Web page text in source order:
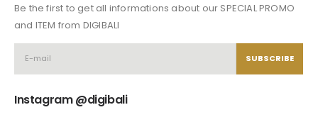
Be the first to get all informations about our SPECIAL PROMO
and ITEM from DIGIBALI
Instagram @digibali